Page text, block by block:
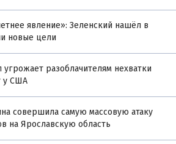
явление»: Зеленский нашёл в
новые цели
угрожает разоблачителям нехватки
у США
совершила самую массовую атаку
на Ярославскую область